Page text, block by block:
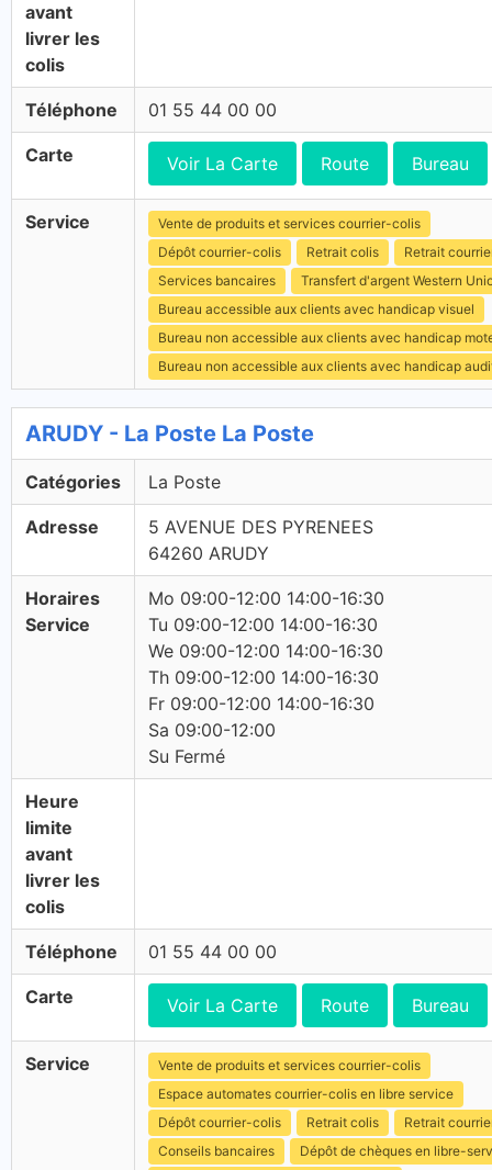
avant
livrer les
colis
Téléphone 01 55 44 00 00
Carte Voir La Carte Route Bureau
Service
Vente de produits et services courrier-colis
Dépôt courrier-colis
Retrait colis
Retrait
Services bancaires
Transfert d'argent Western
Bureau accessible aux clients avec handicap visuel
Bureau non accessible aux clients avec handicap
Bureau non accessible aux clients avec handicap
ARUDY - La Poste La Poste
Catégories La Poste
Adresse
5 AVENUE DES PYRENEES
64260 ARUDY
Horaires
Service
Mo 09:00-12:00 14:00-16:30
Tu 09:00-12:00 14:00-16:30
We 09:00-12:00 14:00-16:30
Th 09:00-12:00 14:00-16:30
Fr 09:00-12:00 14:00-16:30
Sa 09:00-12:00
Su Fermé
Heure
limite
avant
livrer les
colis
Téléphone 01 55 44 00 00
Carte Voir La Carte Route Bureau
Service
Vente de produits et services courrier-colis
Espace automates courrier-colis en libre service
Dépôt courrier-colis
Retrait colis
Retrait
Conseils bancaires
Dépôt de chèques en libre-